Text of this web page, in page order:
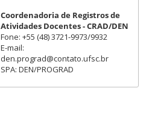
Coordenadoria de Registros de
Atividades Docentes - CRAD/DEN
Fone: +55 (48) 3721-9973/9932
E-mail:
den.prograd@contato.ufsc.br
SPA: DEN/PROGRAD